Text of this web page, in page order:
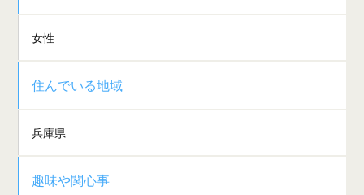
女性
住んでいる地域
兵庫県
趣味や関心事